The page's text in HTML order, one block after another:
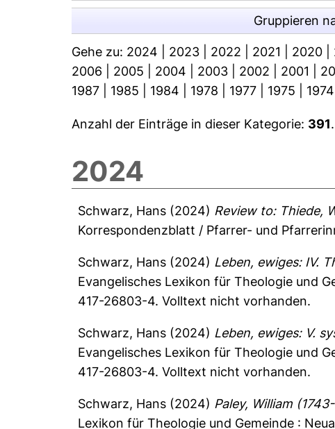
Gruppieren
Gehe zu: 2024 2023 2022 2021 2020
2006
2005 2004 2003 2002 2001
1987
1985 1984 1978 1977 1975 1974
Anzahl der Einträge in dieser Kategorie: 391.
2024
Schwarz, Hans (2024) Review to: Thiede,
Korrespondenzblatt / Pfarrer- und
Schwarz, Hans (2024) Leben, ewiges: IV.
Evangelisches Lexikon für Theologie und
417-26803-4. Volltext nicht vorhanden.
Schwarz, Hans (2024) Leben, ewiges: V.
Evangelisches Lexikon für Theologie und
417-26803-4. Volltext nicht vorhanden.
Schwarz, Hans (2024) Paley, William
Lexikon für Theologie und Gemeinde :